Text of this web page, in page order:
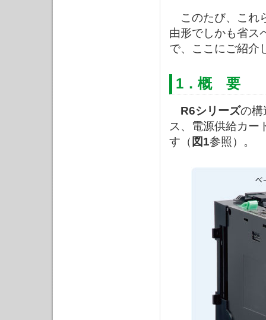
このたび、これ
由形でしかも省ス
で、ここにご紹介
1．概 要
R6シリーズの構
ス、電源供給カー
す（ 図1参照）。